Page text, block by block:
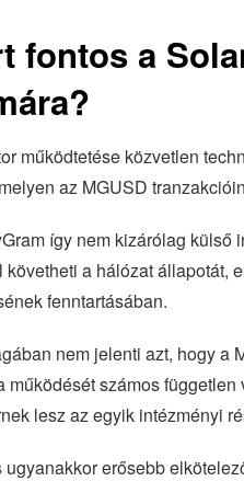
fontos a
működtetése közvetlen
az MGUSD
így nem kizárólag külső
követheti a hálózat állapotát,
fenntartásában.
nem jelenti azt, hogy a
működését számos
lesz az egyik intézményi
ugyanakkor erősebb